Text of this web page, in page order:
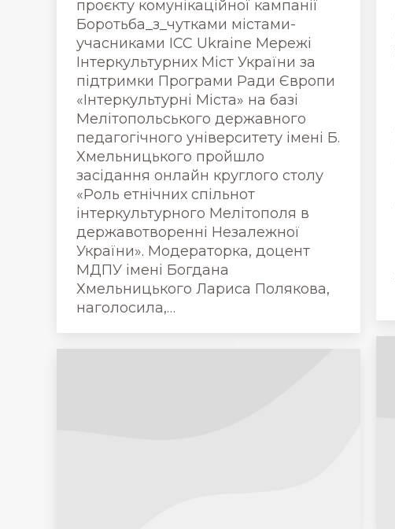
проєкту комунікаційної кампанії
Боротьба_з_чутками містами-
учасниками ICC Ukraine Мережі
Інтеркультурних Міст України за
підтримки Програми Ради Європи
«Інтеркультурні Міста» на базі
Мелітопольського державного
педагогічного університету імені Б.
Хмельницького пройшло
засідання онлайн круглого столу
«Роль етнічних спільнот
інтеркультурного Мелітополя в
державотворенні Незалежної
України». Модераторка, доцент
МДПУ імені Богдана
Хмельницького Лариса Полякова,
наголосила,…